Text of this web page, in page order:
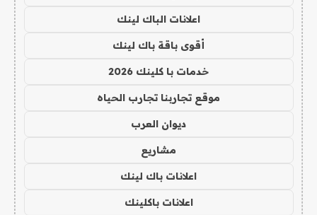
اعلانات الباك لينك
أقوى باقة باك لينك
خدمات با كلينك 2026
موقع تجاربنا تجارب الحياه
ديوان العرب
مشاريع
اعلانات باك لينك
اعلانات باكلينك